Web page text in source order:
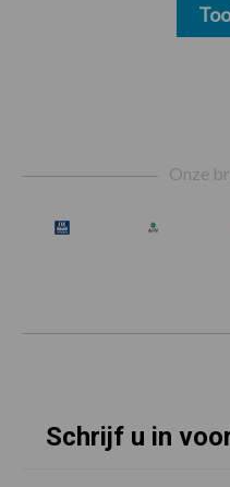
Onze
Schrijf u in